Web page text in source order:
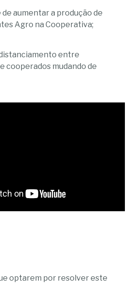
de aumentar a produção de
Agro na Cooperativa;
distanciamento entre
cooperados mudando de
optarem por resolver este